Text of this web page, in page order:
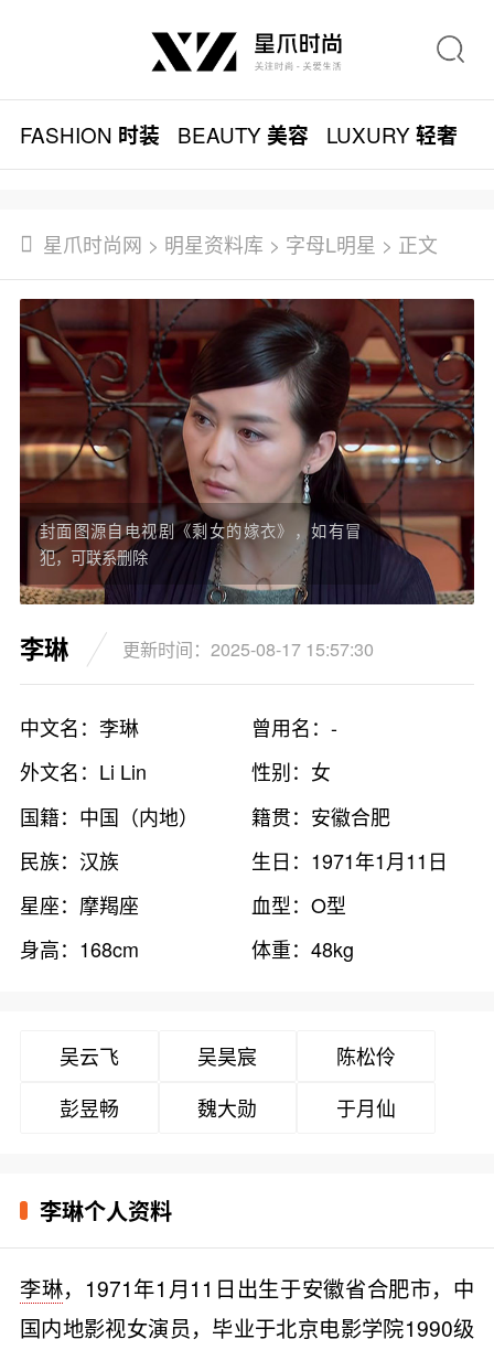
FASHION 时装 BEAUTY美容 LUXURY轻奢
星爪时尚网 > 明星资料库 > 字母L明星 > 正文
封面图源自电视剧《剩女的嫁衣》，如有冒
犯，可联系删除
李琳 更新时间：2025-08-17 15:57:30
中文名：李琳
曾用名：-
外文名：Li Lin
性别：女
国籍：中国（内地）
籍贯：安徽合肥
民族：汉族
生日：1971年1月11日
星座：摩羯座
血型：O型
身高：168cm
体重：48kg
吴云飞 吴昊宸
陈松伶
彭昱畅
魏大勋 于月仙
李琳个人资料
李琳，1971年1月11日出生于安徽省合肥市，中
国内地影视女演员，毕业于北京电影学院1990级